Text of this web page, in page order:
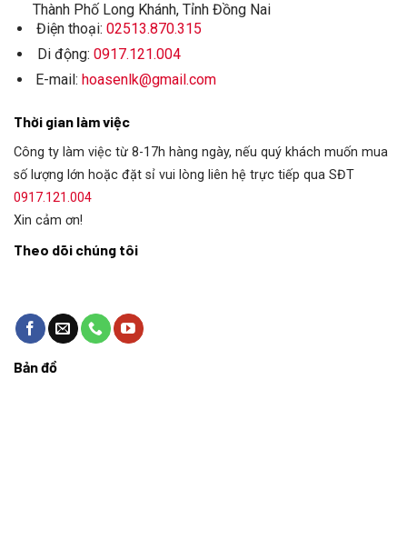
Thành Phố Long Khánh, Tỉnh Đồng Nai
Điện thoại: 02513.870.315
Di động: 0917.121.004
E-mail: hoasenlk@gmail.com
Thời gian làm việc
Công ty làm việc từ 8-17h hàng ngày, nếu quý khách muốn mua
số lượng lớn hoặc đặt sỉ vui lòng liên hệ trực tiếp qua SĐT
0917.121.004
Xin cảm ơn!
Theo dõi chúng tôi
Bản đồ